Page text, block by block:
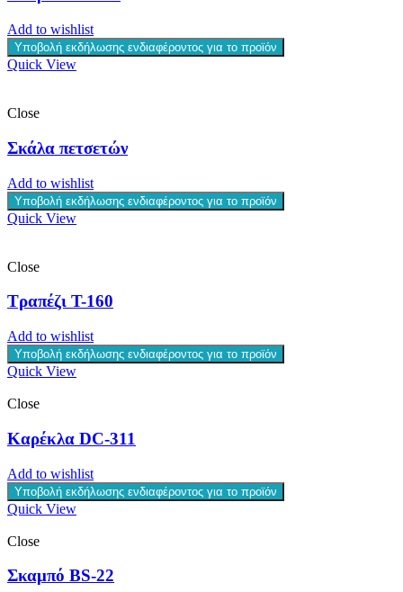
Add to wishlist
Υποβολή εκδήλωσης ενδιαφέροντος για το προϊόν
Quick View
Close
Σκάλα πετσετών
Add to wishlist
Υποβολή εκδήλωσης ενδιαφέροντος για το προϊόν
Quick View
Close
Τραπέζι T-160
Add to wishlist
Υποβολή εκδήλωσης ενδιαφέροντος για το προϊόν
Quick View
Close
Καρέκλα DC-311
Add to wishlist
Υποβολή εκδήλωσης ενδιαφέροντος για το προϊόν
Quick View
Close
Σκαμπό BS-22